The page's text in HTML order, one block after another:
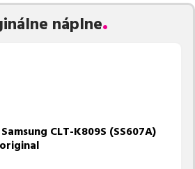
dôležitú úlohu aj dostupnosť. Preto
produkty, aby boli ihneď k
ktoré riešenie je pre vaše potreby
akékoľvek ďalšie otázky, môžete sa na
alebo telefonicky. Sme tu, aby
najlepšie riešenie.
náplne
CLT-K809S (SS607A)